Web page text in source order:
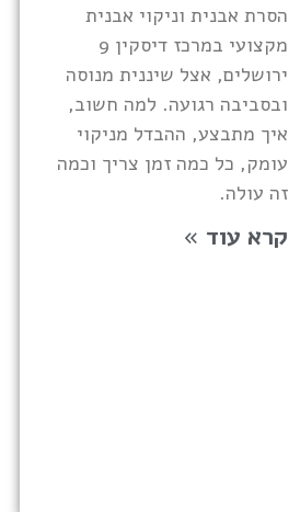
הסרת אבנית וניקוי אבנית
מקצועי במרכז דיסקין 9
ירושלים, אצל שיננית מנוסה
ובסביבה רגועה. למה חשוב,
איך מתבצע, ההבדל מניקוי
עומק, כל כמה זמן צריך וכמה
זה עולה.
קרא עוד »